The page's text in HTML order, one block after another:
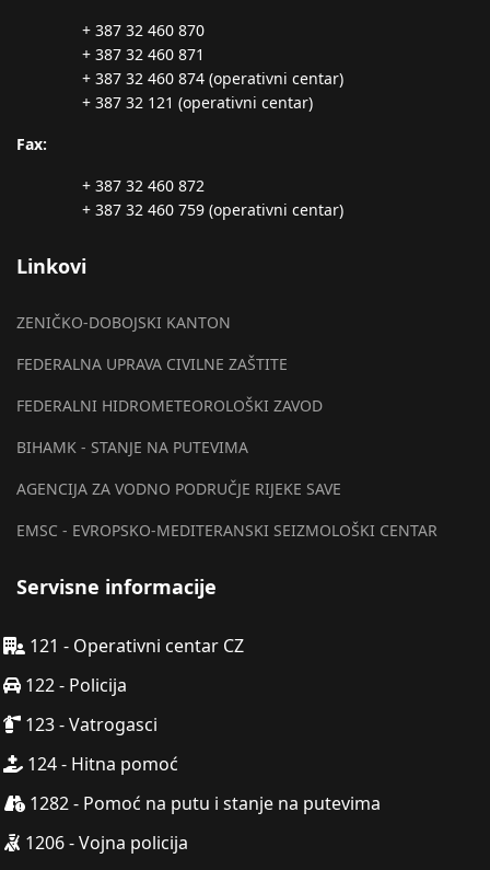
+ 387 32 460 870
+ 387 32 460 871
+ 387 32 460 874 (operativni centar)
+ 387 32 121 (operativni centar)
Fax:
+ 387 32 460 872
+ 387 32 460 759 (operativni centar)
Linkovi
ZENIČKO-DOBOJSKI KANTON
FEDERALNA UPRAVA CIVILNE ZAŠTITE
FEDERALNI HIDROMETEOROLOŠKI ZAVOD
BIHAMK - STANJE NA PUTEVIMA
AGENCIJA ZA VODNO PODRUČJE RIJEKE SAVE
EMSC - EVROPSKO-MEDITERANSKI SEIZMOLOŠKI CENTAR
Servisne informacije
121 - Operativni centar CZ
122 - Policija
123 - Vatrogasci
124 - Hitna pomoć
1282 - Pomoć na putu i stanje na putevima
1206 - Vojna policija